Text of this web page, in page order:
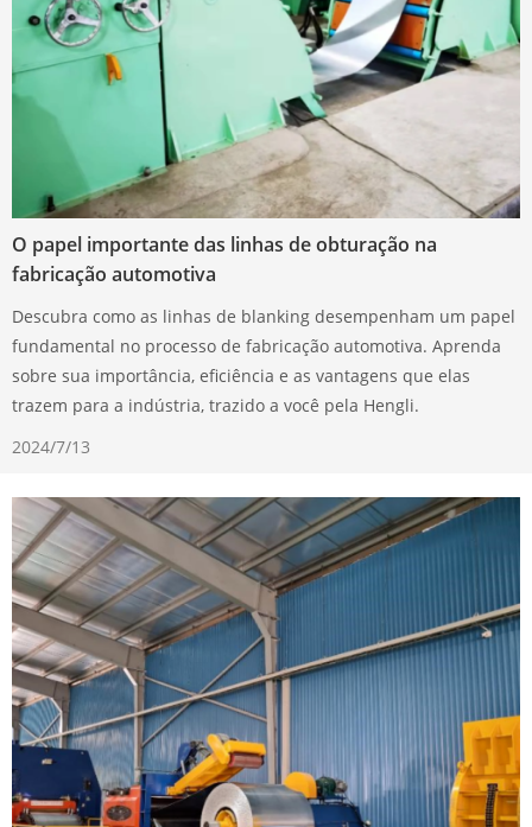
O papel importante das linhas de obturação na
fabricação automotiva
Descubra como as linhas de blanking desempenham um papel
fundamental no processo de fabricação automotiva. Aprenda
sobre sua importância, eficiência e as vantagens que elas
trazem para a indústria, trazido a você pela Hengli.
2024/7/13